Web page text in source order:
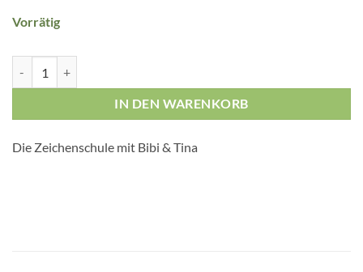
Vorrätig
IN DEN WARENKORB
Die Zeichenschule mit Bibi & Tina